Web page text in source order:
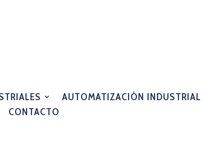
AUTOMATIZACIÓN INDUSTRIAL
CONTACTO